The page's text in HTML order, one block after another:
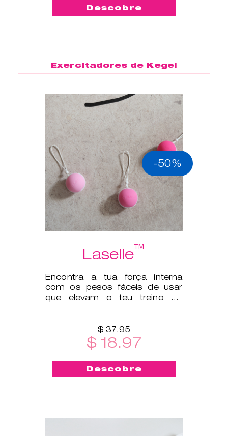
Descobre
Exercitadores de Kegel
-50%
Laselle™
Encontra a tua força interna
com os pesos fáceis de usar
que elevam o teu treino do
$ 37.95
$ 18.97
Descobre